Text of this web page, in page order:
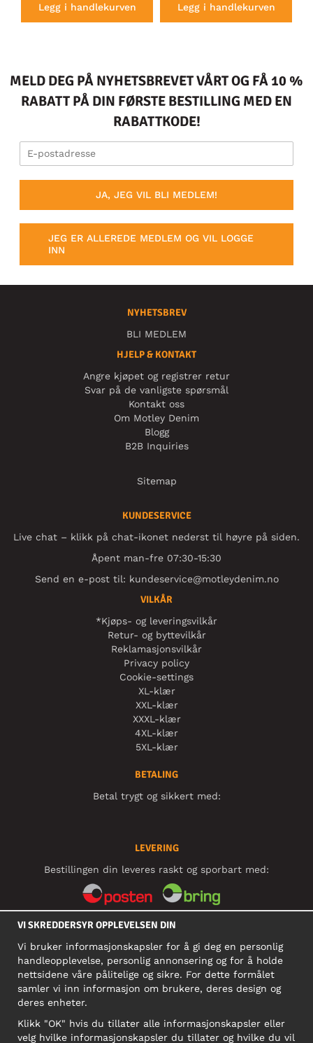
Legg i handlekurven Legg i handlekurven
MELD DEG PÅ NYHETSBREVET VÅRT OG FÅ 10 %
RABATT PÅ DIN FØRSTE BESTILLING MED EN
RABATTKODE!
JA, JEG VIL BLI MEDLEM!
JEG ER ALLEREDE MEDLEM OG VIL LOGGE
INN
NYHETSBREV
BLI MEDLEM
HJELP & KONTAKT
Angre kjøpet og registrer retur
Svar på de vanligste spørsmål
Kontakt oss
Om Motley Denim
Blogg
B2B Inquiries
Sitemap
KUNDESERVICE
Live chat – klikk på chat-ikonet nederst til høyre på siden.
Åpent man-fre 07:30-15:30
Send en e-post til: kundeservice@motleydenim.no
VILKÅR
*Kjøps- og leveringsvilkår
Retur- og byttevilkår
Reklamasjonsvilkår
Privacy policy
Cookie-settings
XL-klær
XXL-klær
XXXL-klær
4XL-klær
5XL-klær
BETALING
Betal trygt og sikkert med:
LEVERING
Bestillingen din leveres raskt og sporbart med:
SOSIALE MEDIER
BEDRIFT
911 891 581 MVA
VI SKREDDERSYR OPPLEVELSEN DIN
Vi bruker informasjonskapsler for å gi deg en personlig
handleopplevelse, personlig annonsering og for å holde
nettsidene våre pålitelige og sikre. For dette formålet
samler vi inn informasjon om brukere, deres design og
deres enheter.
Klikk "OK" hvis du tillater alle informasjonskapsler eller
velg hvilke informasjonskapsler du tillater og hvilke du vil